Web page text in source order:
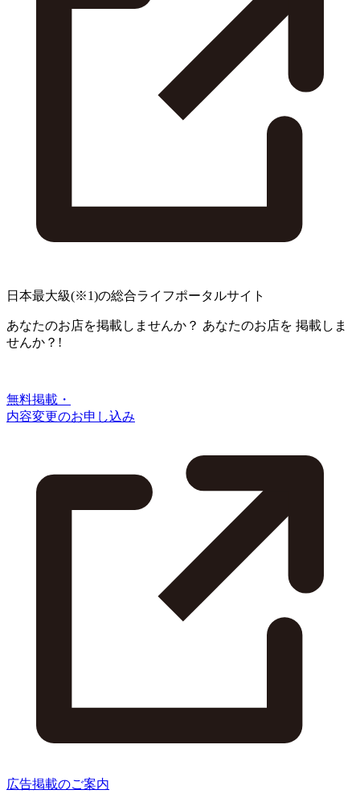
日本最大級(※1)の総合ライフポータルサイト
あなたのお店を掲載しませんか？ あなたのお店を 掲載しま
せんか？!
無料掲載・
内容変更のお申し込み
広告掲載のご案内